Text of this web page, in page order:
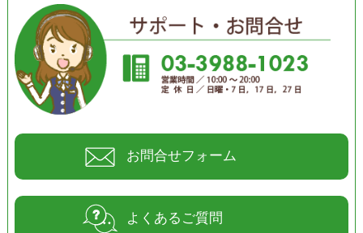
お問合せフォーム
よくあるご質問